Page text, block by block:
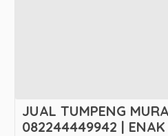
JUAL TUMPENG
082244449942 |